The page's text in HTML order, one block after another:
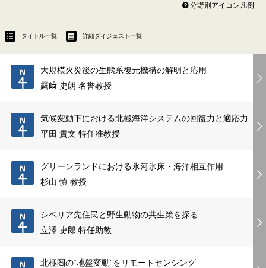
分野別アイコン凡例
タイトル一覧 詳細ダイジェスト一覧
大規模火災後の生態系復元機構の解明と応用
露﨑 史朗 名誉教授
気候変動下における北極海洋システムの回復力と適応力
平田 貴文 特任准教授
グリーンランドにおける氷河氷床・海洋相互作用
杉山 慎 教授
シベリア先住民と野生動物の共生策を探る
立澤 史郎 特任助教
北極圏の“地盤変動”をリモートセンシング